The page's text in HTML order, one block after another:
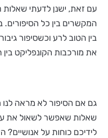
עם זאת, ישנן לדעתי שאלות
המקשרים בין כל
בין הטוב לרע וכשסיפור
את מורכבות הקונפליקט בין
גם אם הסיפור לא מראה לנו
שאלות שאפשר לשאול את
לידיכם כוחות על